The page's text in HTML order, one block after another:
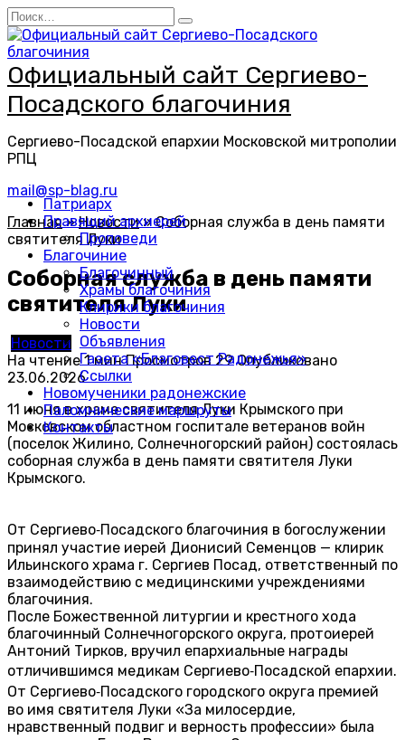
Перейти
к
содержанию
Search
for:
Официальный сайт Сергиево-
Посадского благочиния
Сергиево-Посадской епархии Московской митрополии
РПЦ
mail@sp-blag.ru
Патриарх
Правящий архиерей
Проповеди
Благочиние
Благочинный
Храмы благочиния
Клирики благочиния
Новости
Объявления
Газета «Благовест Радонежья»
Ссылки
Новомученики радонежские
Паломнические маршруты
Контакты
Главная » Новости » Соборная служба в день памяти
святителя Луки
Соборная служба в день памяти
святителя Луки
Новости
На чтение1 мин Просмотров 29 Опубликовано
23.06.2026
11 июня в храме святителя Луки Крымского при
Московском областном госпитале ветеранов войн
(поселок Жилино, Солнечногорский район) состоялась
соборная служба в день памяти святителя Луки
Крымского.
От Сергиево‑Посадского благочиния в богослужении
принял участие иерей Дионисий Семенцов — клирик
Ильинского храма г. Сергиев Посад, ответственный по
взаимодействию с медицинскими учреждениями
благочиния.
После Божественной литургии и крестного хода
благочинный Солнечногорского округа, протоиерей
Антоний Тирков, вручил епархиальные награды
отличившимся медикам Сергиево‑Посадской епархии.
От Сергиево‑Посадского городского округа премией
во имя святителя Луки «За милосердие,
нравственный подвиг и верность профессии» была